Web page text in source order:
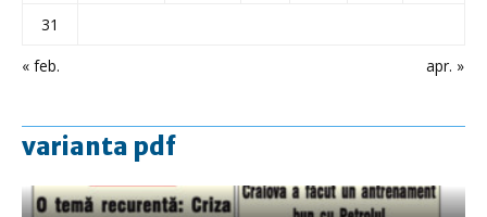
« feb. apr. »
31
varianta pdf